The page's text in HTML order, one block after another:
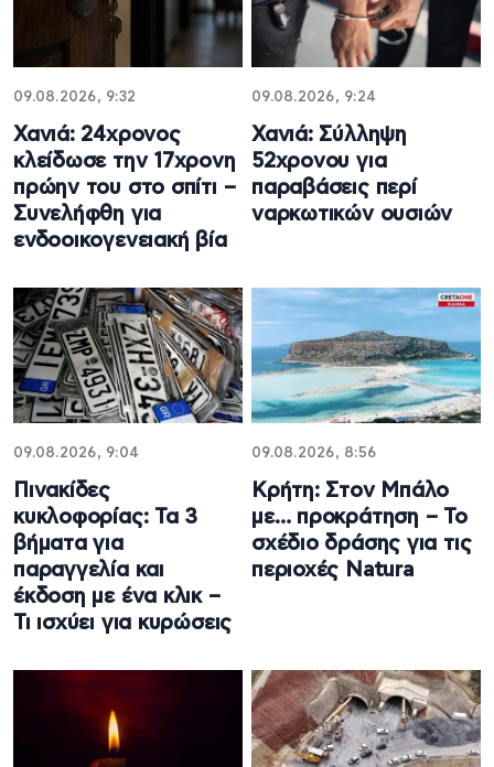
09.08.2026, 9:32
Χανιά: 24χρονος
κλείδωσε την 17χρονη
πρώην του στο σπίτι –
Συνελήφθη για
ενδοοικογενειακή βία
09.08.2026, 9:24
Χανιά: Σύλληψη
52χρονου για
παραβάσεις περί
ναρκωτικών ουσιών
09.08.2026, 9:04
Πινακίδες
κυκλοφορίας: Τα 3
βήματα για
παραγγελία και
έκδοση με ένα κλικ –
Τι ισχύει για κυρώσεις
09.08.2026, 8:56
Κρήτη: Στον Μπάλο
με… προκράτηση – Το
σχέδιο δράσης για τις
περιοχές Natura